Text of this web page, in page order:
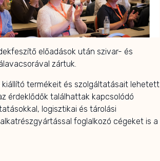
előadások után szivar- és
zártuk.
termékeit és szolgáltatásait lehetett
érdeklődők találhattak kapcsolódó
logisztikai és tárolási
foglalkozó cégeket is a